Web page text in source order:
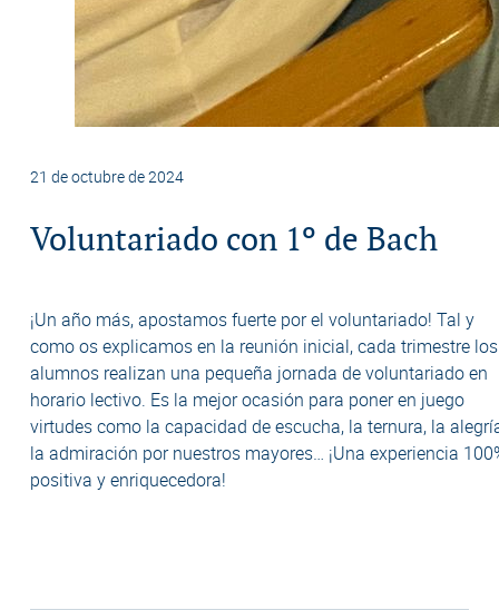
21 de octubre de 2024
Voluntariado con 1º de Bach
¡Un año más, apostamos fuerte por el voluntariado! Tal y
como os explicamos en la reunión inicial, cada trimestre los
alumnos realizan una pequeña jornada de voluntariado en
horario lectivo. Es la mejor ocasión para poner en juego
virtudes como la capacidad de escucha, la ternura, la
la admiración por nuestros mayores… ¡Una experiencia
positiva y enriquecedora!